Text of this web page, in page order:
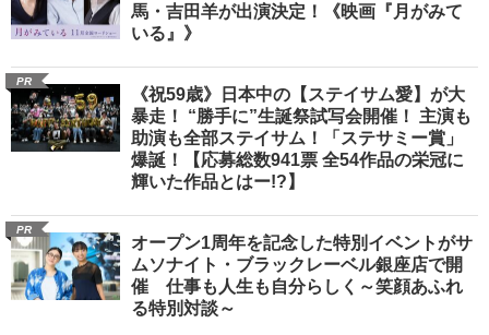
馬・吉田羊が出演決定！《映画『月がみて
いる』》
PR
《祝59歳》日本中の【ステイサム愛】が大
暴走！ “勝手に”生誕祭試写会開催！ 主演も
助演も全部ステイサム！「ステサミー賞」
爆誕！【応募総数941票 全54作品の栄冠に
輝いた作品とはー!?】
PR
オープン1周年を記念した特別イベントがサ
ムソナイト・ブラックレーベル銀座店で開
催 仕事も人生も自分らしく～笑顔あふれ
る特別対談～